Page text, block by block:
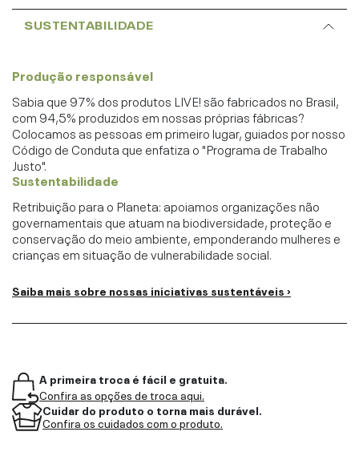
SUSTENTABILIDADE
Produção responsável
Sabia que 97% dos produtos LIVE! são fabricados no Brasil,
com 94,5% produzidos em nossas próprias fábricas?
Colocamos as pessoas em primeiro lugar, guiados por nosso
Código de Conduta que enfatiza o "Programa de Trabalho
Justo".
Sustentabilidade
Retribuição para o Planeta: apoiamos organizações não
governamentais que atuam na biodiversidade, proteção e
conservação do meio ambiente, emponderando mulheres e
crianças em situação de vulnerabilidade social.
Saiba mais sobre nossas iniciativas sustentáveis ›
A primeira troca é fácil e gratuita.
Confira as opções de troca aqui.
Cuidar do produto o torna mais durável.
Confira os cuidados com o produto.